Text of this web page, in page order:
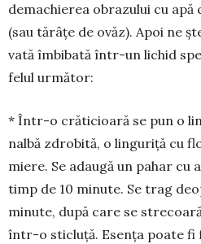
demachierea o­bra­zului cu apă
(sau tărâțe de ovăz). Apoi ne
vată îmbibată în­tr-un lichid
felul următor:
* Într-o crăticioară se pun o
nalbă zdrobită, o linguriță cu
miere. Se adaugă un pahar cu
timp de 10 minute. Se trag
minute, după care se
într-o sticluță. Esența poate fi